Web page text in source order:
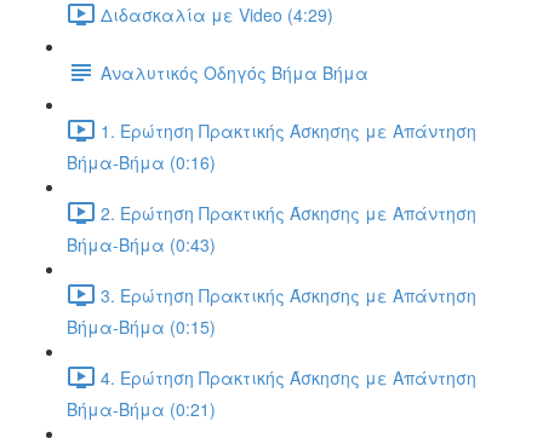
Διδασκαλία με Video (4:29)
Αναλυτικός Οδηγός Βήμα Βήμα
1. Ερώτηση Πρακτικής Άσκησης με Απάντηση
Βήμα-Βήμα (0:16)
2. Ερώτηση Πρακτικής Άσκησης με Απάντηση
Βήμα-Βήμα (0:43)
3. Ερώτηση Πρακτικής Άσκησης με Απάντηση
Βήμα-Βήμα (0:15)
4. Ερώτηση Πρακτικής Άσκησης με Απάντηση
Βήμα-Βήμα (0:21)